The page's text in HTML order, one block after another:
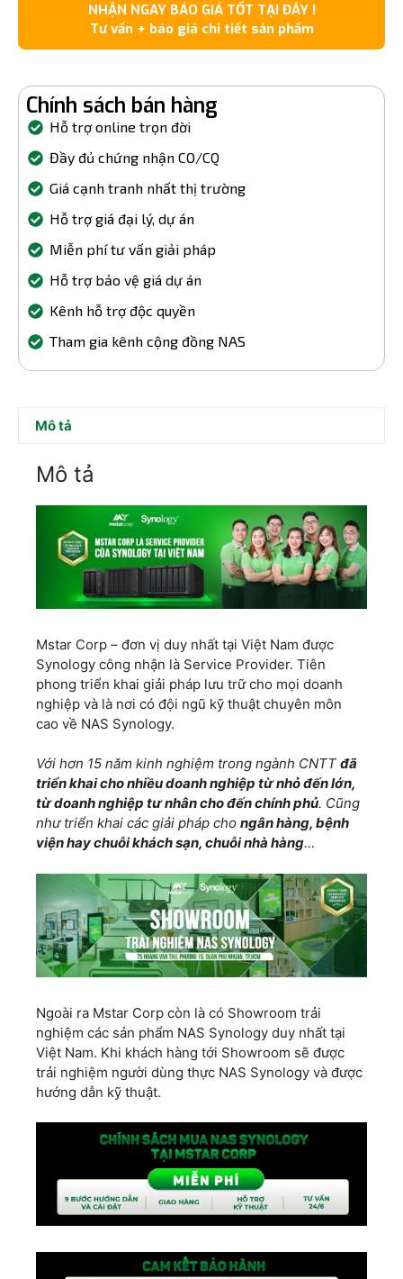
NHẬN NGAY BÁO GIÁ TỐT TẠI ĐÂY !
Tư vấn + báo giá chi tiết sản phẩm
Chính sách bán hàng
Hỗ trợ online trọn đời
Đầy đủ chứng nhận CO/CQ
Giá cạnh tranh nhất thị trường
Hỗ trợ giá đại lý, dự án
Miễn phí tư vấn giải pháp
Hỗ trợ bảo vệ giá dự án
Kênh hỗ trợ độc quyền
Tham gia kênh cộng đồng NAS
Mô tả
Mô tả
Mstar Corp – đơn vị duy nhất tại Việt Nam được
Synology công nhận là Service Provider. Tiên
phong triển khai giải pháp lưu trữ cho mọi doanh
nghiệp và là nơi có đội ngũ kỹ thuật chuyên môn
cao về NAS Synology.
Với hơn 15 năm kinh nghiệm trong ngành CNTT đã
triển khai cho nhiều doanh nghiệp từ nhỏ đến lớn,
từ doanh nghiệp tư nhân cho đến chính phủ. Cũng
như triển khai các giải pháp cho ngân hàng, bệnh
viện hay chuỗi khách sạn, chuỗi nhà hàng…
Ngoài ra Mstar Corp còn là có Showroom trải
nghiệm các sản phẩm NAS Synology duy nhất tại
Việt Nam. Khi khách hàng tới Showroom sẽ được
trải nghiệm người dùng thực NAS Synology và được
hướng dẫn kỹ thuật.